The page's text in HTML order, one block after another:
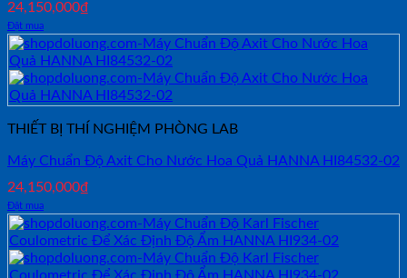
24,150,000₫
Đặt mua
THIẾT BỊ THÍ NGHIỆM PHÒNG LAB
Máy Chuẩn Độ Axit Cho Nước Hoa Quả HANNA HI84532-02
24,150,000₫
Đặt mua